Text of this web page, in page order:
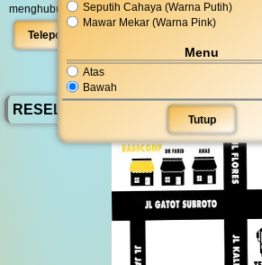
Seputih Cahaya (Warna Putih)
Mawar Mekar (Warna Pink)
Menu
Atas
Bawah
Tutup
menghubungi kami di08 5756 111 777atau dengan
Telepon
RESELLER BassComp